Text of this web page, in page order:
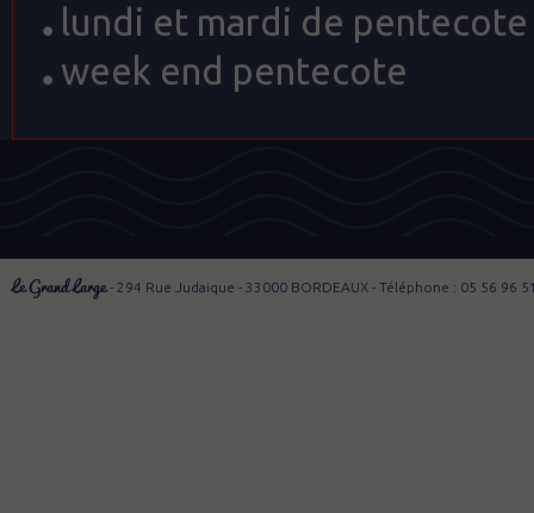
lundi et mardi de
week end pentecote
Le Grand Large- 294 Rue Judaique - 33000 BORDEAUX - Téléphone : 05 56 96